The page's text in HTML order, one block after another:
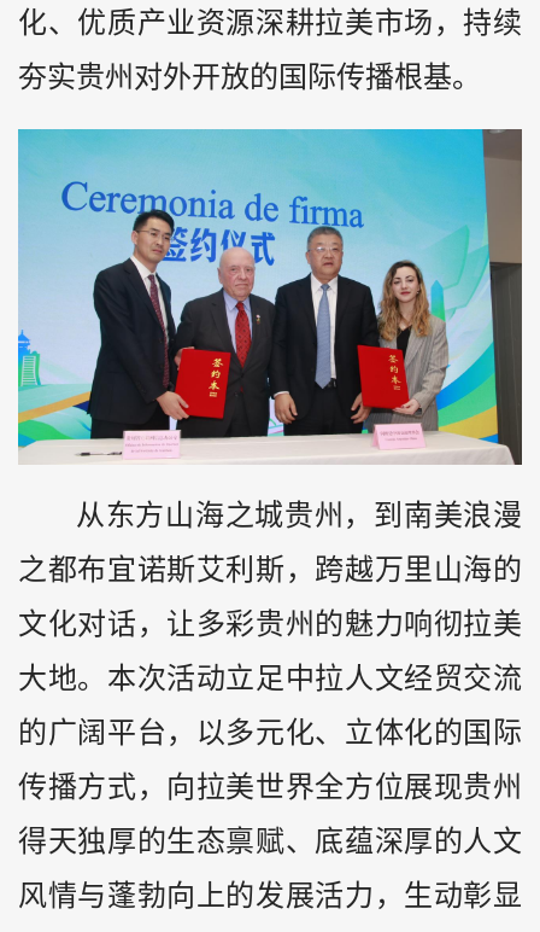
化、优质产业资源深耕拉美市场，持续
夯实贵州对外开放的国际传播根基。
从东方山海之城贵州，到南美浪漫
之都布宜诺斯艾利斯，跨越万里山海的
文化对话，让多彩贵州的魅力响彻拉美
大地。本次活动立足中拉人文经贸交流
的广阔平台，以多元化、立体化的国际
传播方式，向拉美世界全方位展现贵州
得天独厚的生态禀赋、底蕴深厚的人文
风情与蓬勃向上的发展活力，生动彰显